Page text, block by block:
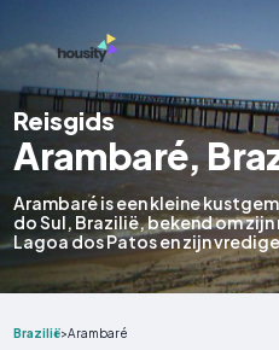
Reisgids
Arambaré,
Arambaré is een kleine
do Sul, Brazilië, bekend om
Lagoa dos Patos en zijn
Brazilië>Arambaré